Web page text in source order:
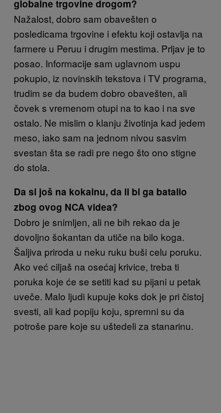
globalne trgovine drogom?
Nažalost, dobro sam obavešten o
posledicama trgovine i efektu koji ostavlja na
farmere u Peruu i drugim mestima. Prljav je to
posao. Informacije sam uglavnom uspu
pokupio, iz novinskih tekstova i TV programa,
trudim se da budem dobro obavešten, ali
čovek s vremenom otupi na to kao i na sve
ostalo. Ne mislim o klanju životinja kad jedem
meso, iako sam na jednom nivou sasvim
svestan šta se radi pre nego što ono stigne
do stola.
Da si još na kokainu, da li bi ga batalio
zbog ovog NCA videa?
Dobro je snimljen, ali ne bih rekao da je
dovoljno šokantan da utiče na bilo koga.
Šaljiva priroda u neku ruku buši celu poruku.
Ako već ciljaš na osećaj krivice, treba ti
poruka koje će se setiti kad su pijani u petak
uveče. Malo ljudi kupuje koks dok je pri čistoj
svesti, ali kad popiju koju, spremni su da
potroše pare koje su uštedeli za stanarinu.